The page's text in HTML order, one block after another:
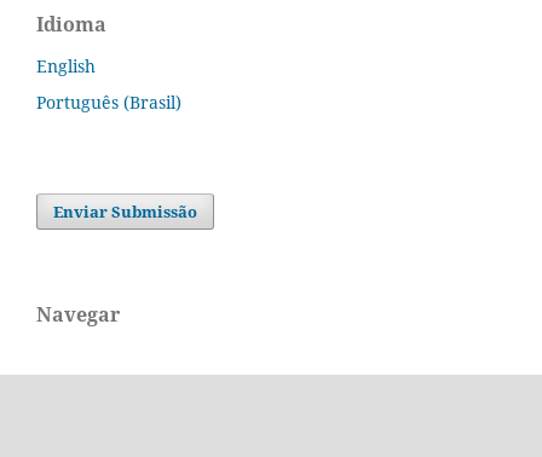
Idioma
English
Português (Brasil)
Enviar Submissão
Navegar